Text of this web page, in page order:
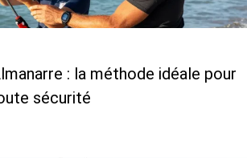
: la méthode idéale pour
sécurité